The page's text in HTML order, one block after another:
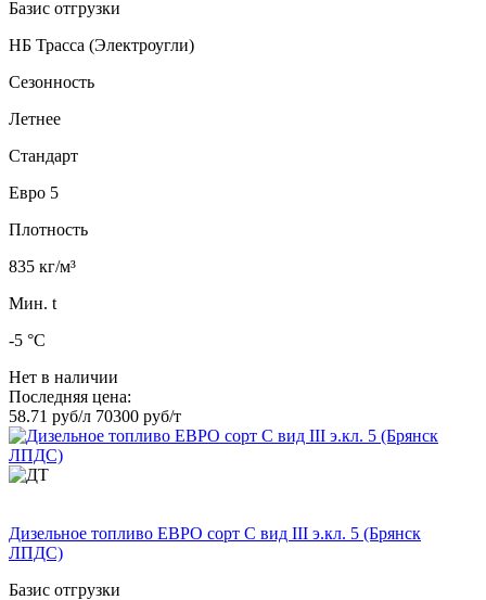
Базис отгрузки
НБ Трасса (Электроугли)
Сезонность
Летнее
Стандарт
Евро 5
Плотность
835 кг/м³
Мин. t
-5 °C
Нет в наличии
Последняя цена:
58.71 руб/л 70300 руб/т
Дизельное топливо ЕВРО сорт C вид III э.кл. 5 (Брянск
ЛПДС)
Базис отгрузки